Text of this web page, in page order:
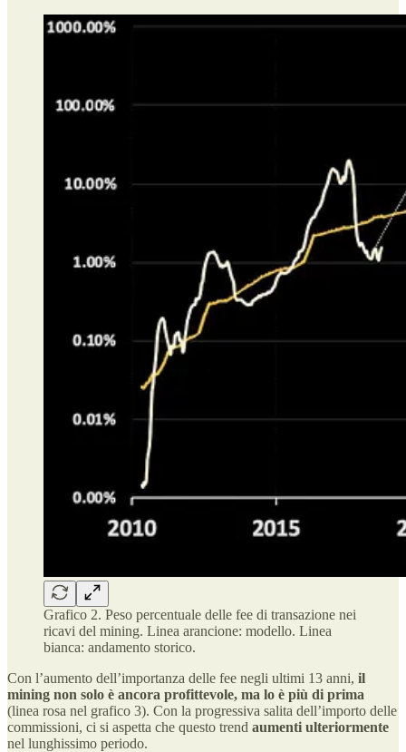
Grafico 2. Peso percentuale delle fee di transazione nei
ricavi del mining. Linea arancione: modello. Linea
bianca: andamento storico.
Con l’aumento dell’importanza delle fee negli ultimi 13 anni, il
mining non solo è ancora profittevole, ma lo è più di prima
(linea rosa nel grafico 3). Con la progressiva salita dell’importo delle
commissioni, ci si aspetta che questo trend aumenti ulteriormente
nel lunghissimo periodo.